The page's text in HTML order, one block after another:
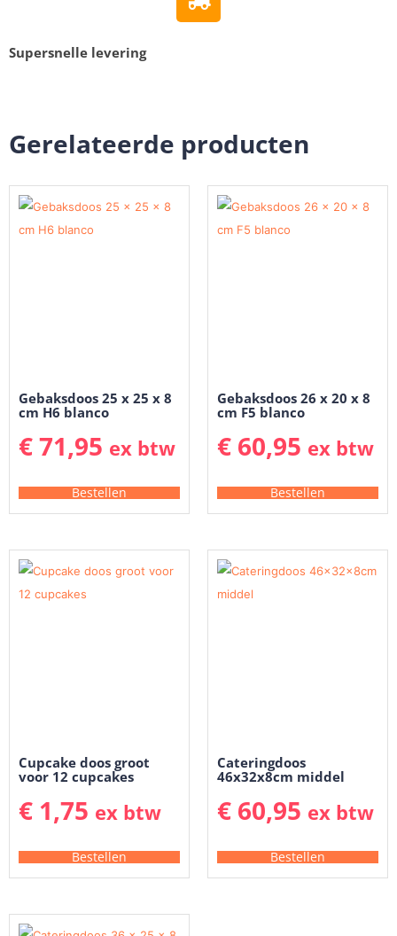
Supersnelle levering
Gerelateerde producten
Gebaksdoos 25 x 25 x 8
cm H6 blanco
€71,95 ex btw
Bestellen
Gebaksdoos 26 x 20 x 8
cm F5 blanco
€ 60,95 ex btw
Bestellen
Cupcake doos groot
voor 12 cupcakes
€ 1,75 ex btw
Bestellen
Cateringdoos
46x32x8cm middel
€ 60,95 ex btw
Bestellen